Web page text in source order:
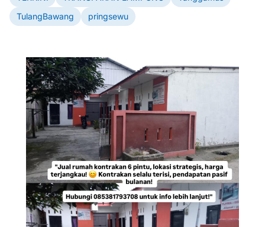
TulangBawang
pringsewu